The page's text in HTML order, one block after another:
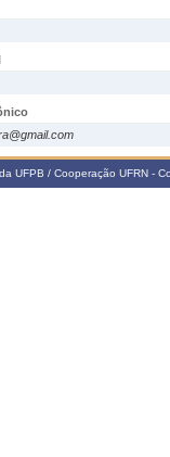
UFPB / Cooperação UFRN -